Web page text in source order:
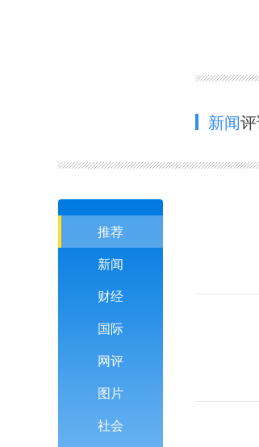
新闻
推荐
新闻
财经
国际
网评
图片
社会